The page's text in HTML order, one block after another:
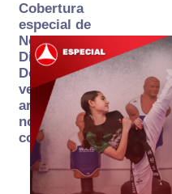
Cobertura
especial de
Norte
Digital:
Donde la
verdad
arde… pero
no se
consume